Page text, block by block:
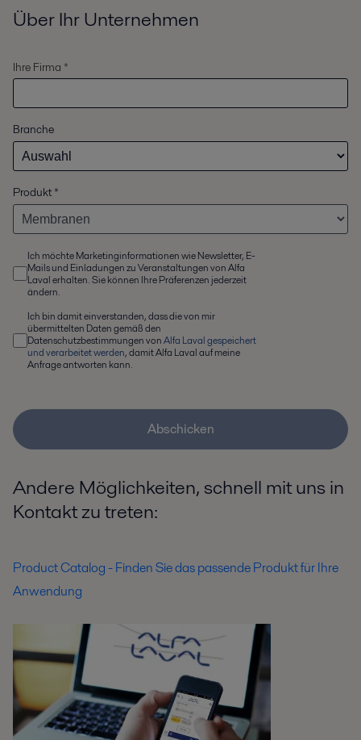
Über Ihr Unternehmen
Ihre Firma *
Branche
Produkt *
Ich möchte Marketinginformationen wie Newsletter, E-
Mails und Einladungen zu Veranstaltungen von Alfa
Laval erhalten. Sie können Ihre Präferenzen jederzeit
ändern.
Ich bin damit einverstanden, dass die von mir
übermittelten Daten gemäß den
Datenschutzbestimmungen vonAlfa Laval gespeichert
und verarbeitet werden, damit Alfa Laval auf meine
Anfrage antworten kann.
Abschicken
Andere Möglichkeiten, schnell mit uns in
Kontakt zu treten:
Product Catalog - Finden Sie das passende Produkt für Ihre
Anwendung